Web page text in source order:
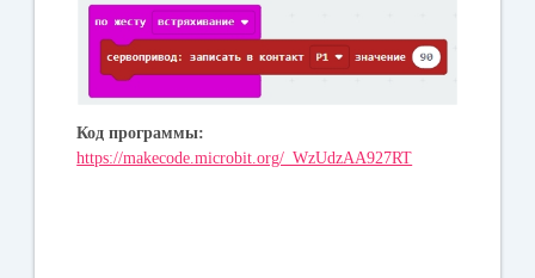
Код программы:
https://makecode.microbit.org/_WzUdzAA927RT